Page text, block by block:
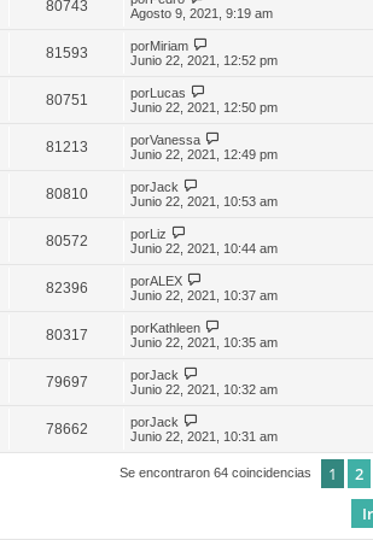
80743
Agosto 9, 2021, 9:19 am
81593 porMiriam
Junio 22, 2021, 12:52 pm
80751 porLucas
Junio 22, 2021, 12:50 pm
81213 porVanessa
Junio 22, 2021, 12:49 pm
80810 porJack
Junio 22, 2021, 10:53 am
80572 porLiz
Junio 22, 2021, 10:44 am
82396 porALEX
Junio 22, 2021, 10:37 am
80317 porKathleen
Junio 22, 2021, 10:35 am
79697 porJack
Junio 22, 2021, 10:32 am
78662 porJack
Junio 22, 2021, 10:31 am
Se encontraron 64 coincidencias 1 2